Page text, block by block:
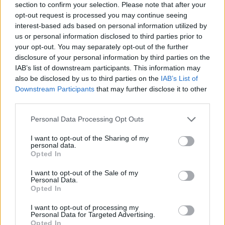
section to confirm your selection. Please note that after your
opt-out request is processed you may continue seeing
interest-based ads based on personal information utilized by
us or personal information disclosed to third parties prior to
your opt-out. You may separately opt-out of the further
disclosure of your personal information by third parties on the
IAB’s list of downstream participants. This information may
also be disclosed by us to third parties on the IAB’s List of
Downstream Participants that may further disclose it to other
Personal Data Processing Opt Outs
I want to opt-out of the Sharing of my
personal data.
Opted In
I want to opt-out of the Sale of my
Personal Data.
Opted In
I want to opt-out of processing my
Personal Data for Targeted Advertising.
Opted In
fjol gjorde Entombed cirka 150 spelningar och Barnaby
Struve reste en del med bandet under turnen.
– Jag har bara snälla saker att säga om Barnaby. Han har
fått hela bandet att ändra smak när det gäller öl, säger
Victor Brandt.
Resorna och frånvaron från ölbranschen skapade också en
längtan tillbaka för Barnaby Struve.
– Ja absolut var det så. Jag har levt hela mitt liv i den
branschen.
Flaggskeppet i Three Floyds produktion var förstås Dark
Lord, en imperial stout som brukar jagas av folk över hela
världen. Men Barnaby Struve säger att det handlar om mer
än bara den ölen.
göra god öl som du kan dricka flera stycken av.
ett bryggeri ska lyckas.
– Det är det allra viktigaste. Men en del av det hela är också
utbildning och att lära folk att dricka öl. En vän till mig sade
en gång att vi behöver inte mer öl i världen, vi behöver mer
Vi pratar en del om likheterna mellan musik, öl och
konstnärsskap. Det handlar om att skapa och att använda
all sin kunskap för att göra det så bra som möjligt. I bland
som skapats.
– Det är som att baka en kaka. Alla kan göra det men det